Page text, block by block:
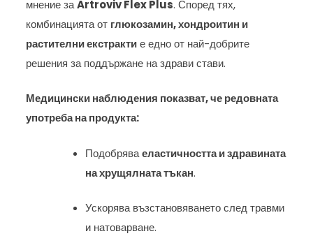
мнение заArtroviv Flex Plus. Според тях,
комбинацията от глюкозамин, хондроитин и
растителни екстрактие едно от най-добрите
решения за поддържане на здрави стави.
Медицински наблюдения показват, че редовната
употреба на продукта:
Подобряваеластичността и здравината
на хрущялната тъкан.
Ускорява възстановяването след травми
и натоварване.